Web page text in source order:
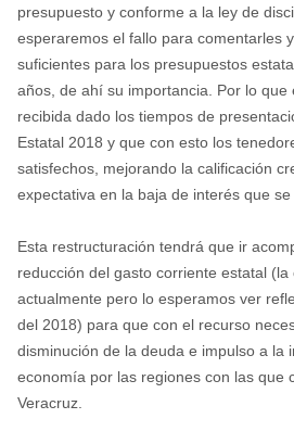
presupuesto y conforme a la ley de
esperaremos el fallo para comentarles
suficientes para los presupuestos
años, de ahí su importancia. Por lo que
recibida dado los tiempos de
Estatal 2018 y que con esto los
satisfechos, mejorando la calificación
expectativa en la baja de interés que se
Esta restructuración tendrá que ir
reducción del gasto corriente estatal (la
actualmente pero lo esperamos ver
del 2018) para que con el recurso
disminución de la deuda e impulso a la
economía por las regiones con las que
Veracruz.